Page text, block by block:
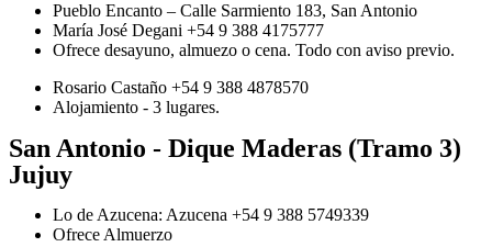
Pueblo Encanto – Calle Sarmiento 183, San Antonio
María José Degani +54 9 388 4175777
Ofrece desayuno, almuezo o cena. Todo con aviso previo.
Rosario Castaño +54 9 388 4878570
Alojamiento - 3 lugares.
San Antonio - Dique Maderas (Tramo 3)
Jujuy
Lo de Azucena: Azucena +54 9 388 5749339
Ofrece Almuerzo